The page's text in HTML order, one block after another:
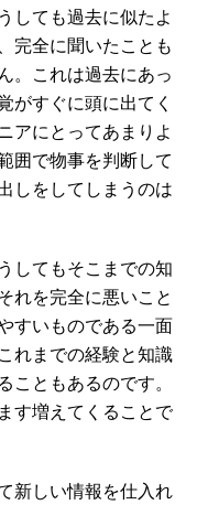
しても過去に似たよ
完全に聞いたことも
。これは過去にあっ
がすぐに頭に出てく
アにとってあまりよ
囲で物事を判断して
しをしてしまうのは
してもそこまでの知
れを完全に悪いこと
すいものである一面
れまでの経験と知識
こともあるのです。
す増えてくることで
新しい情報を仕入れ